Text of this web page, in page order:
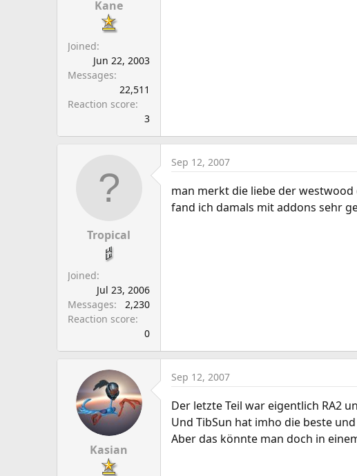
Kane
Joined
Jun 22, 2003
Messages
22,511
Reaction score
3
Tropical
Joined
Jul 23, 2006
Messages
2,230
Reaction score
0
Sep 12, 2007
man merkt die liebe der westwood
fand ich damals mit addons sehr
Kasian
Sep 12, 2007
Der letzte Teil war eigentlich RA2
Und TibSun hat imho die beste
Aber das könnte man doch in